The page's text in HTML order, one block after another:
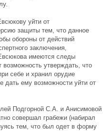
уйти от
защиты тем, что данное
обороны от действий
заключения,
имеются следы
возможность утверждать, что
себе и хранил орудие
дать ему возможности уйти от
Подгорной С.А. и Анисимовой
совершал грабежи (набирал
тем, что был одет в форму